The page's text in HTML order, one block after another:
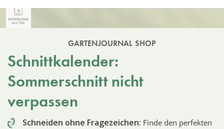
GARTENJOURNAL SHOP
Schnittkalender:
Sommerschnitt nicht
verpassen
Schneiden ohne Fragezeichen: Finde den perfekten